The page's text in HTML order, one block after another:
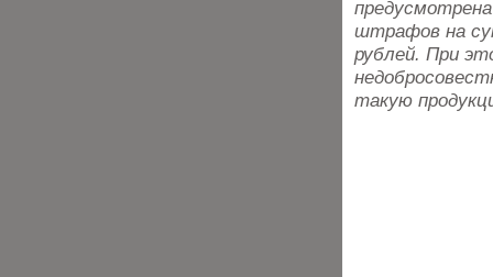
штрафов на
рублей. При
такую